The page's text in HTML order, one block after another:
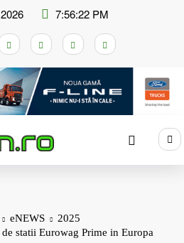
7:56:22 PM
eNEWS
2025
statii Eurowag Prime in Europa